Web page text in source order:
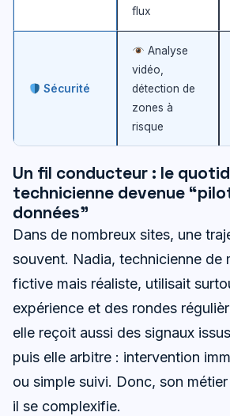
flux
Sécurité
Analyse
vidéo,
détection de
zones à
risque
Un fil conducteur : le
technicienne devenue
données”
Dans de nombreux sites, une
souvent. Nadia, technicienne de
fictive mais réaliste, utilisait
expérience et des rondes
elle reçoit aussi des signaux
puis elle arbitre : intervention
ou simple suivi. Donc, son
il se complexifie.